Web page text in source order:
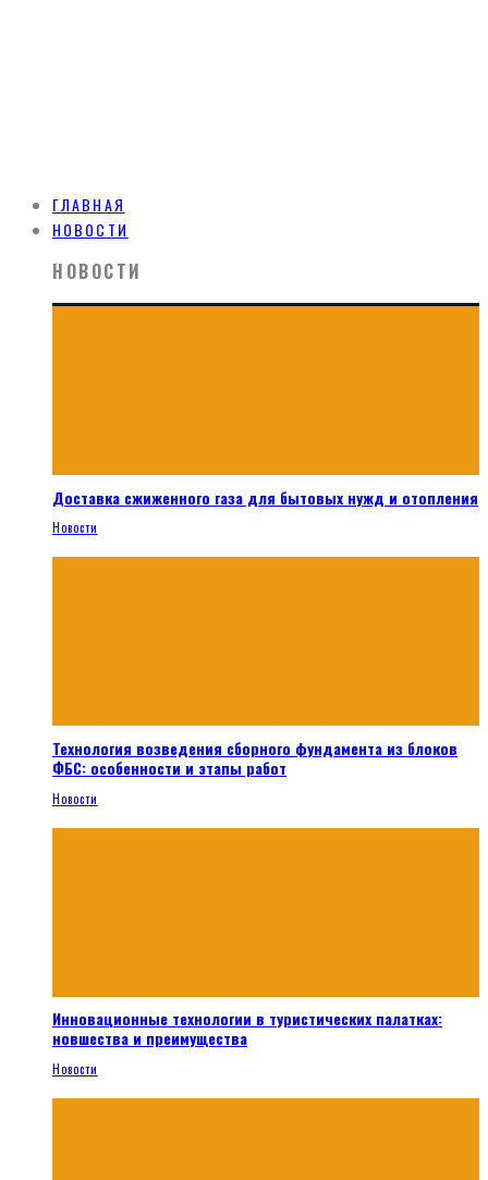
ГЛАВНАЯ
НОВОСТИ
НОВОСТИ
Доставка сжиженного газа для бытовых нужд и отопления
Новости
Технология возведения сборного фундамента из блоков
ФБС: особенности и этапы работ
Новости
Инновационные технологии в туристических палатках:
новшества и преимущества
Новости